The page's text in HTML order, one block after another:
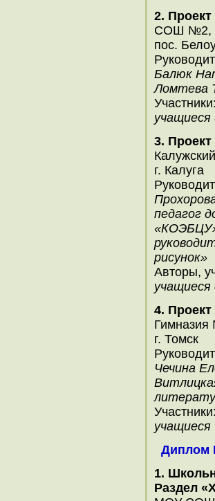
2.
СОШ №2,
пос.
Балюк
Ломтева
Участники:
3.
г. Калуга
педагог
рисунок»
Авторы,
4.
г. Томск
Чечина
Участники:
учащиеся
Диплом
1.
Раздел